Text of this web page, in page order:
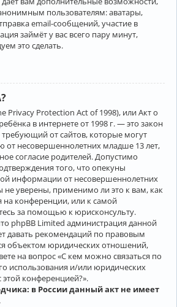
пользователям: аватары,
email-сообщений, участие в
займёт у вас всего пару минут,
это сделать.
Privacy Protection Act of 1998), или Акт о
в интернете от 1998 г. — это закон
от сайтов, которые могут
несовершеннолетних младше 13 лет,
согласие родителей. Допустимо
того, что опекуны
информации от несовершеннолетних
не уверены, применимо ли это к вам, как
конференции, или к самой
за помощью к юрисконсульту.
phpBB Limited администрация данной
давать рекомендаций по правовым
объектом юридических отношений,
на вопрос «С кем можно связаться по
использования и/или юридических
этой конференцией?».
в России данный акт не имеет
.